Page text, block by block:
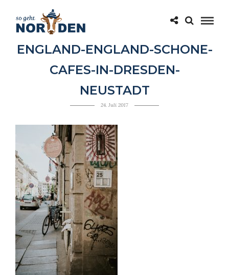
ENGLAND-ENGLAND-SCHONE-
CAFES-IN-DRESDEN-
NEUSTADT
24. Juli 2017